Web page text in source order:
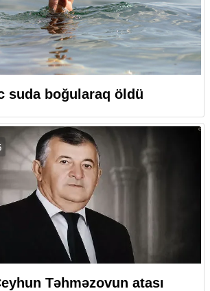
suda boğularaq öldü
Təhməzovun atası